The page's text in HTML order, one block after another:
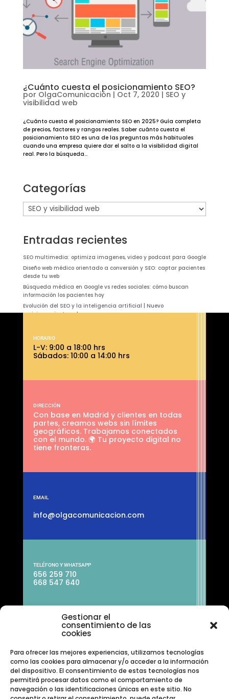
Gestionar el
consentimiento de las
cookies
Para ofrecer las mejores experiencias, utilizamos tecnologías
como las cookies para almacenar y/o acceder a la información
del dispositivo. El consentimiento de estas tecnologías nos
permitirá procesar datos como el comportamiento de
navegación o las identificaciones únicas en este sitio. No
¿Cuánto cuesta el posicionamiento SEO?
por OlgaComunicación | Oct 7, 2020 | SEO y
visibilidad web
¿Cuánto cuesta el posicionamiento SEO en 2025? Guía completa
de precios, factores y rangos reales. Saber cuánto cuesta el
posicionamiento SEO es una de las preguntas más habituales
cuando una empresa quiere dar el salto a la visibilidad digital
real. Pero la búsqueda...
Categorías
Categorías
Entradas recientes
SEO multimedia: optimiza imagenes, video y podcast para Google
Diseño web médico orientado a conversión y SEO: captar pacientes
desde tu web
Búsqueda médica en Google vs redes sociales: cómo buscan
información los pacientes hoy
Evolución del SEO y la inteligencia artificial | Nuevo
posicionamiento web
HORARIO
L-V: 9:00 a 18:00 hrs
Sábados: 10:00 a 14:00 hrs
DIRECCIÓN
Con base en Madrid y clientes en todas
partes, creamos webs sin límites
geográficos. Trabajamos conectados
con el mundo. 🌍 Tu proyecto digital no
tiene fronteras.
EMAIL
info@olgacomunicacion.com
TELÉFONO Y WHATSAPP
656 259 710
668 547 640